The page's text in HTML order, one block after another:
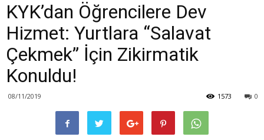
KYK’dan Öğrencilere Dev
Hizmet: Yurtlara “Salavat
Çekmek” İçin Zikirmatik
Konuldu!
08/11/2019 0
1573